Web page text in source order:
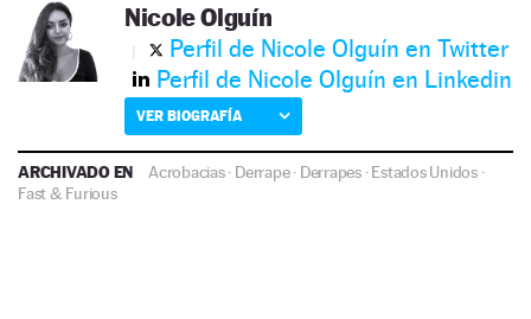
Nicole Olguín
Perfil de Nicole Olguín en Twitter
Perfil de Nicole Olguín en Linkedin
VER BIOGRAFÍA
ARCHIVADO EN Acrobacias· Derrape· Derrapes·Estados Unidos ·
Fast & Furious